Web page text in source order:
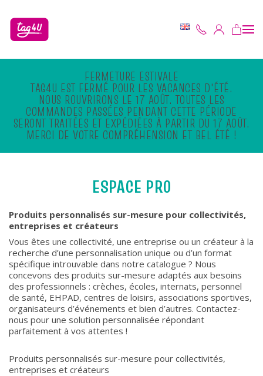
Skip to main content
FERMETURE ESTIVALE
TAG4U EST FERMÉ POUR LES VACANCES D'ÉTÉ.
NOUS ROUVRIRONS LE 17 AOÛT. TOUTES LES
COMMANDES PASSÉES PENDANT CETTE PÉRIODE
SERONT TRAITÉES ET EXPÉDIÉES À PARTIR DU 17 AOÛT.
MERCI DE VOTRE COMPRÉHENSION ET BEL ÉTÉ !
ESPACE PRO
Produits personnalisés sur-mesure pour collectivités,
entreprises et créateurs
Vous êtes une collectivité, une entreprise ou un créateur à la
recherche d’une personnalisation unique ou d’un format
spécifique introuvable dans notre catalogue ? Nous
concevons des produits sur-mesure adaptés aux besoins
des professionnels : crèches, écoles, internats, personnel
de santé, EHPAD, centres de loisirs, associations sportives,
organisateurs d’événements et bien d’autres. Contactez-
nous pour une solution personnalisée répondant
parfaitement à vos attentes !
Produits personnalisés sur-mesure pour collectivités,
entreprises et créateurs